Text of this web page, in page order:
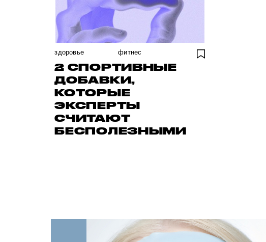
здоровье фитнес
2 СПОРТИВНЫЕ
ДОБАВКИ,
КОТОРЫЕ
ЭКСПЕРТЫ
СЧИТАЮТ
БЕСПОЛЕЗНЫМИ